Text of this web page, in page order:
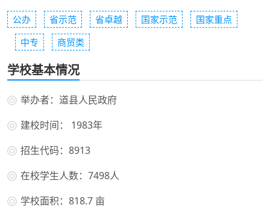
公办 省示范 省卓越 国家示范
国家重点
中专
商贸类
学校基本情况
举办者：道县人民政府
建校时间： 1983年
招生代码：8913
在校学生人数：7498人
学校面积：818.7 亩